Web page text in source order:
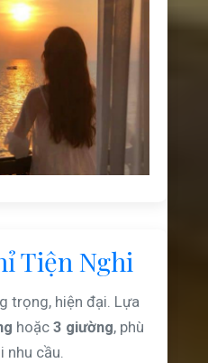
Tiện Nghi
trọng, hiện đại. Lựa
hoặc 3 giường, phù
nhu cầu.